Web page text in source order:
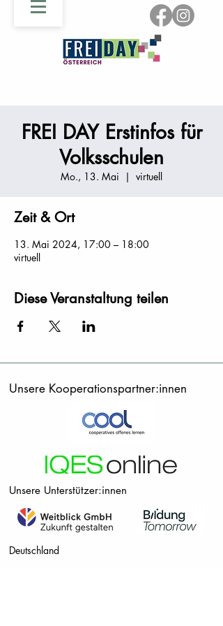
FREI DAY Erstinfos für
Volksschulen
Mo., 13. Mai
  |
virtuell
Zeit & Ort
13. Mai 2024, 17:00 – 18:00
virtuell
Diese Veranstaltung teilen
Unsere Kooperationspartner:innen
Unsere Unterstützer:innen
Deutschland